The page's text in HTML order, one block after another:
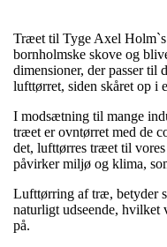
Træet til Tyge Axel
bornholmske skove og
dimensioner, der passer til
lufttørret, siden skåret op i
I modsætning til mange
træet er ovntørret med de
det, lufttørres træet til
påvirker miljø og klima,
Lufttørring af træ, betyder
naturligt udseende, hvilket
på.